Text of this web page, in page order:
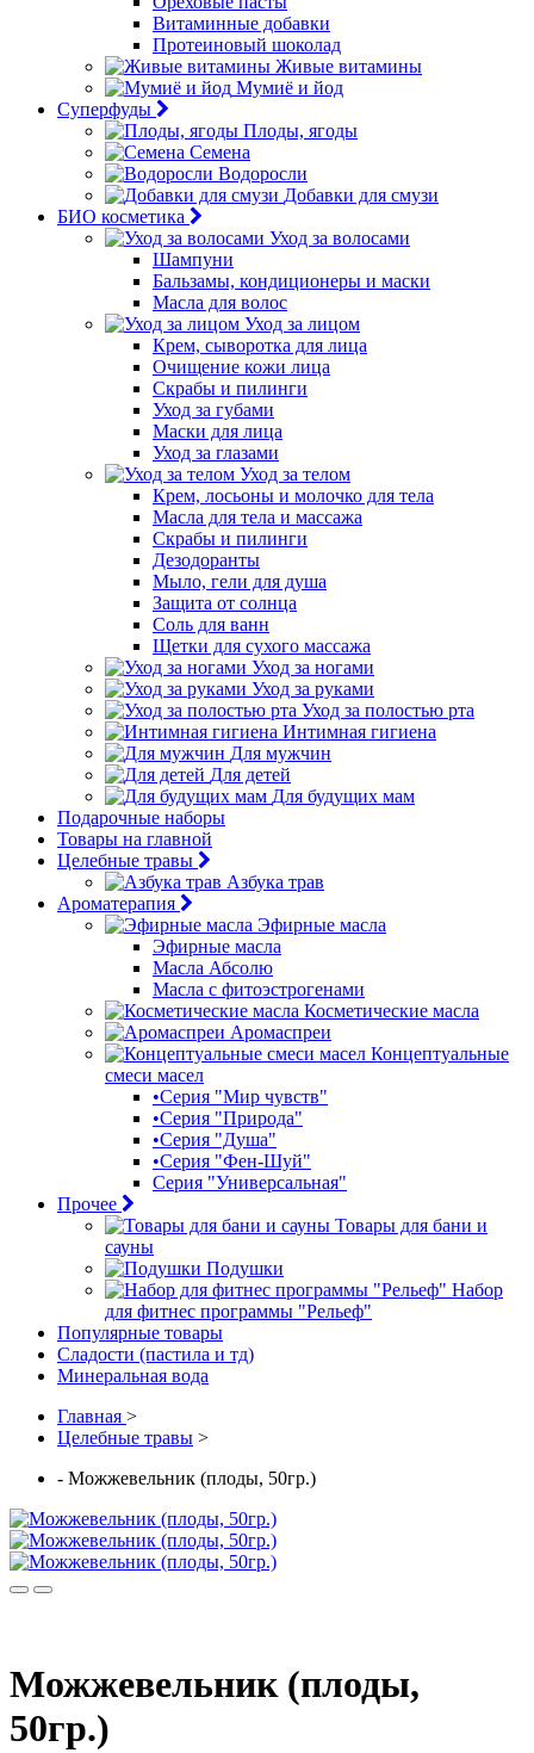
Витаминные добавки
Протеиновый шоколад
Живые витамины
Мумиё и йод
Суперфуды
Плоды, ягоды
Семена
Водоросли
Добавки для смузи
БИО косметика
Уход за волосами
Шампуни
Бальзамы, кондиционеры и маски
Масла для волос
Уход за лицом
Крем, сыворотка для лица
Очищение кожи лица
Скрабы и пилинги
Уход за губами
Маски для лица
Уход за глазами
Уход за телом
Крем, лосьоны и молочко для тела
Масла для тела и массажа
Скрабы и пилинги
Дезодоранты
Мыло, гели для душа
Защита от солнца
Соль для ванн
Щетки для сухого массажа
Уход за ногами
Уход за руками
Уход за полостью рта
Интимная гигиена
Для мужчин
Для детей
Для будущих мам
Подарочные наборы
Товары на главной
Целебные травы
Азбука трав
Ароматерапия
Эфирные масла
Эфирные масла
Масла Абсолю
Масла с фитоэстрогенами
Косметические масла
Аромаспреи
Концептуальные
смеси масел
•Серия "Мир чувств"
•Серия "Природа"
•Серия "Душа"
•Серия "Фен-Шуй"
Серия "Универсальная"
Прочее
Товары для бани и
сауны
Подушки
Набор
для фитнес программы "Рельеф"
Популярные товары
Сладости (пастила и тд)
Минеральная вода
Главная >
Целебные травы >
- Можжевельник (плоды, 50гр.)
Можжевельник (плоды,
50гр.)